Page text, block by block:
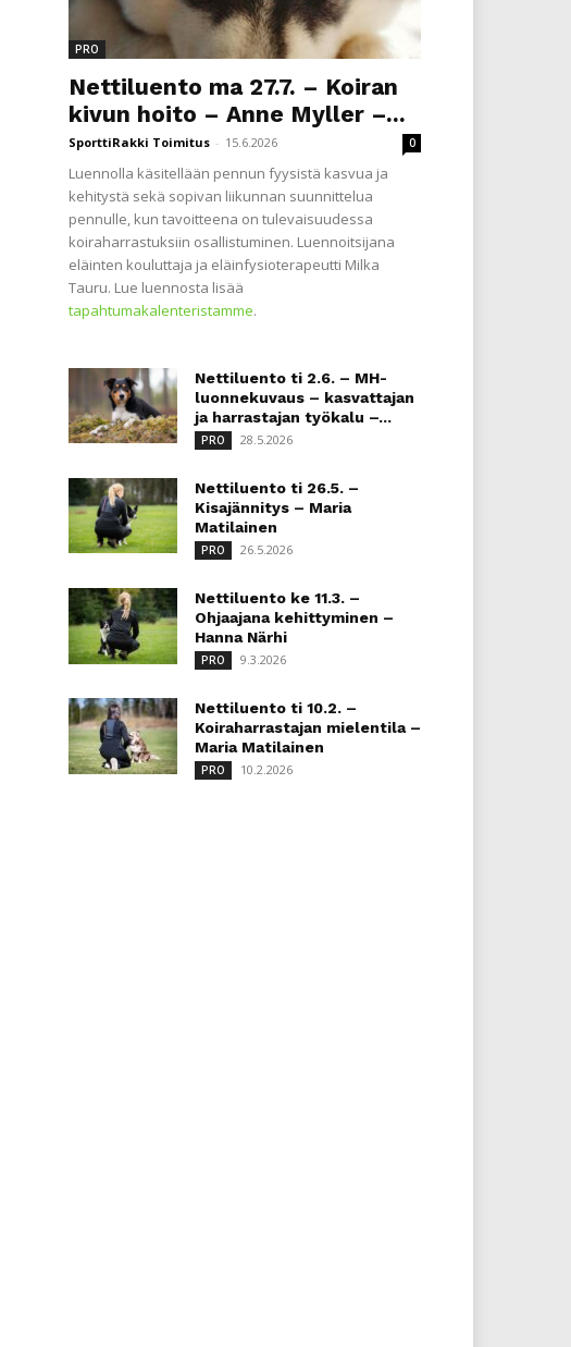
PRO
Nettiluento ma 27.7. – Koiran
kivun hoito – Anne Myller –...
SporttiRakki Toimitus - 15.6.2026 0
Luennolla käsitellään pennun fyysistä kasvua ja
kehitystä sekä sopivan liikunnan suunnittelua
pennulle, kun tavoitteena on tulevaisuudessa
koiraharrastuksiin osallistuminen. Luennoitsijana
eläinten kouluttaja ja eläinfysioterapeutti Milka
Tauru. Lue luennosta lisää
tapahtumakalenteristamme.
Nettiluento ti 2.6. – MH-
luonnekuvaus – kasvattajan
ja harrastajan työkalu –...
PRO 28.5.2026
Nettiluento ti 26.5. –
Kisajännitys – Maria
Matilainen
PRO 26.5.2026
Nettiluento ke 11.3. –
Ohjaajana kehittyminen –
Hanna Närhi
PRO 9.3.2026
Nettiluento ti 10.2. –
Koiraharrastajan mielentila –
Maria Matilainen
PRO 10.2.2026